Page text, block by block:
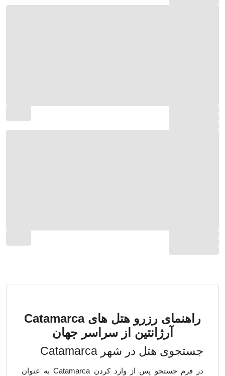
راهنمای رزرو هتل های Catamarca
آرژانتین از سراسر جهان
جستجوی هتل در شهر Catamarca
در فرم جستجو پس از وارد کردن Catamarca به عنوان